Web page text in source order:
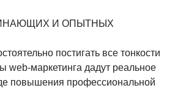
И ОПЫТНЫХ
постигать все тонкости
web-маркетинга дадут реальное
повышения профессиональной